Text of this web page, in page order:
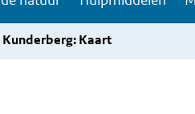
Kunderberg: Kaart